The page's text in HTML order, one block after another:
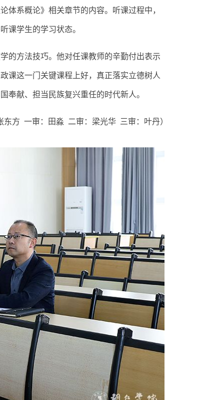
体系概论》相关章节的内容。 听课过程中，
课学生的学习状态。
的方法技巧。他对任课教师的辛勤付出表示
课这一门关键课程上好，真正落实立德树人
奉献、担当民族复兴重任的时代新人。
东方 一审：田淼 二审：梁光华 三审：叶丹）